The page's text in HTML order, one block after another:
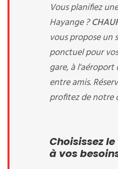
Vous planifiez
Hayange ?
vous propose un
ponctuel pour
gare, à l'aéroport
entre amis.
profitez de notre
Choisissez
à vos